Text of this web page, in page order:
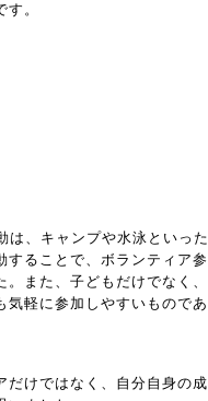
。
は、キャンプや水泳といった
することで、ボランティア参
また、子どもだけでなく、
気軽に参加しやすいものであ
だけではなく、自分自身の成